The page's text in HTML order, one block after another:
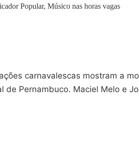
Popular, Músico nas horas vagas
carnavalescas mostram a
de Pernambuco. Maciel Melo e